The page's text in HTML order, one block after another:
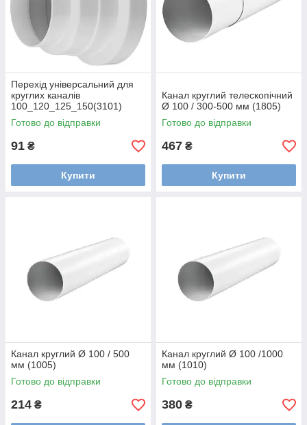
Перехід універсальний для
круглих каналів
100_120_125_150(3101)
Готово до відправки
91 ₴
Купити
Канал круглий телескопічний
Ø 100 / 300-500 мм (1805)
Готово до відправки
467 ₴
Купити
Канал круглий Ø 100 / 500
мм (1005)
Готово до відправки
214 ₴
Канал круглий Ø 100 /1000
мм (1010)
Готово до відправки
380 ₴